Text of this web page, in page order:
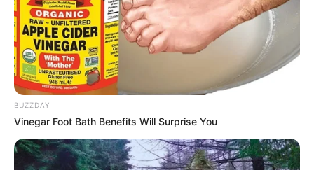
Suministrada: Policía.
Captura de presunto violador en Marinilla Junio 18 2024
Por:Yuli Metaute Londoño
Junio 18, 2024
BUZZDAY
Vinegar Foot Bath Benefits Will Surprise You